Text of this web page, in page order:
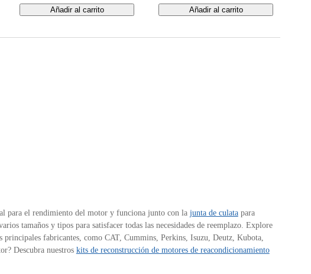
Añadir al carrito Añadir al carrito
para el rendimiento del motor y funciona junto con la junta de culatapara
tamaños y tipos para satisfacer todas las necesidades de reemplazo. Explore
principales fabricantes, como CAT, Cummins, Perkins, Isuzu, Deutz, Kubota,
Descubra nuestros kits de reconstrucción de motores de reacondicionamiento